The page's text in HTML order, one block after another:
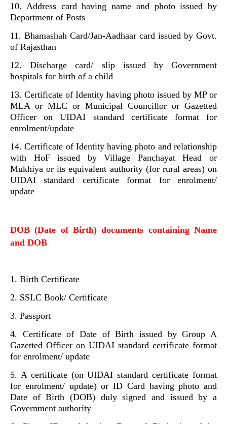
10. Address card having name and photo issued by
Department of Posts
11. Bhamashah Card/Jan-Aadhaar card issued by Govt.
of Rajasthan
12. Discharge card/ slip issued by Government
hospitals for birth of a child
13. Certificate of Identity having photo issued by MP or
MLA or MLC or Municipal Councillor or Gazetted
Officer on UIDAI standard certificate format for
enrolment/update
14. Certificate of Identity having photo and relationship
with HoF issued by Village Panchayat Head or
Mukhiya or its equivalent authority (for rural areas) on
UIDAI standard certificate format for enrolment/
update
DOB (Date of Birth) documents containing Name
and DOB
1. Birth Certificate
2. SSLC Book/ Certificate
3. Passport
4. Certificate of Date of Birth issued by Group A
Gazetted Officer on UIDAI standard certificate format
for enrolment/ update
5. A certificate (on UIDAI standard certificate format
for enrolment/ update) or ID Card having photo and
Date of Birth (DOB) duly signed and issued by a
Government authority